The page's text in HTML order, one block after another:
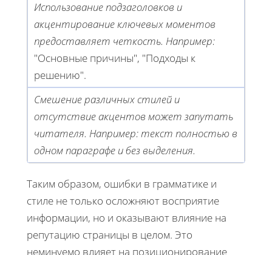
Использование подзаголовков и
акцентирование ключевых моментов
предоставляет четкость. Например:
"Основные причины", "Подходы к
решению".
Смешение различных стилей и
отсутствие акцентов может запутать
читателя. Например: текст полностью в
одном параграфе и без выделения.
Таким образом, ошибки в грамматике и
стиле не только осложняют восприятие
информации, но и оказывают влияние на
репутацию страницы в целом. Это
неминуемо влияет на позиционирование